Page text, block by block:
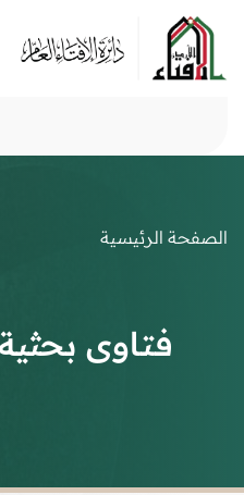
الصفحة الرئيسية
فتاوى